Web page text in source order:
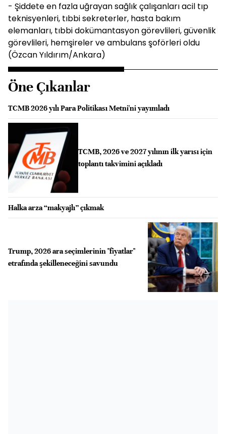
- Şiddete en fazla uğrayan sağlık çalışanları acil tıp
teknisyenleri, tıbbi sekreterler, hasta bakım
elemanları, tıbbi dokümantasyon görevlileri, güvenlik
görevlileri, hemşireler ve ambulans şoförleri oldu
(Özcan Yıldırım/Ankara)
Öne Çıkanlar
TCMB 2026 yılı Para Politikası Metni'ni yayımladı
TCMB, 2026 ve 2027 yılının ilk yarısı için
toplantı takvimini açıkladı
Halka arza “makyajlı” çıkmak
Trump, 2026 ara seçimlerinin "fiyatlar"
etrafında şekilleneceğini savundu